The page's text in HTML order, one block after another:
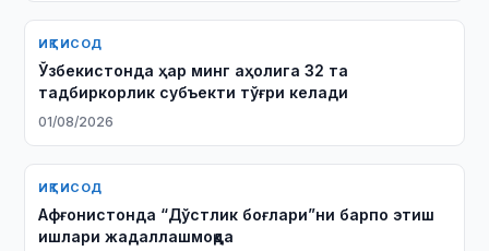
ИҚТИСОД
Ўзбекистонда ҳар минг аҳолига 32 та
тадбиркорлик субъекти тўғри келади
01/08/2026
ИҚТИСОД
Афғонистонда “Дўстлик боғлари”ни барпо этиш
ишлари жадаллашмоқда